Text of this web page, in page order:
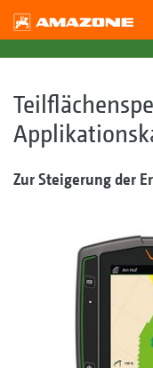
Zur Steigerung der